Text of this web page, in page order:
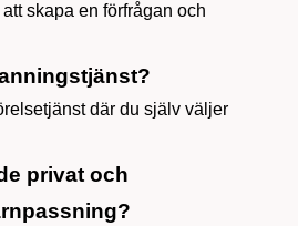
skapa en förfrågan och
där du själv väljer
privat och